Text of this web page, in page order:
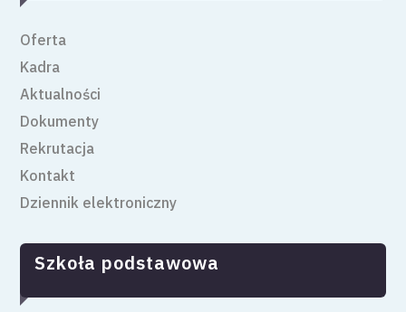
Oferta
Kadra
Aktualności
Dokumenty
Rekrutacja
Kontakt
Dziennik elektroniczny
Szkoła podstawowa